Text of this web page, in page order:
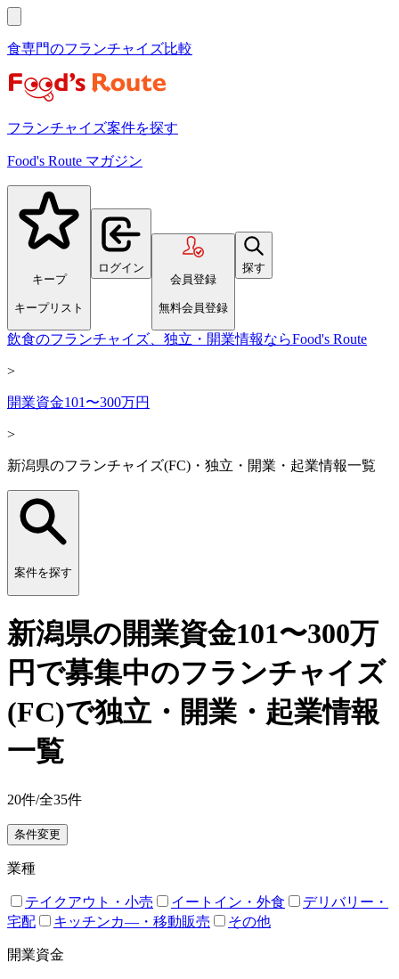
食専門のフランチャイズ比較
フランチャイズ案件を探す
Food's Route マガジン
キープ
キープリスト
ログイン
会員登録
無料会員登録
探す
飲食のフランチャイズ、独立・開業情報ならFood's Route
>
開業資金101〜300万円
>
新潟県のフランチャイズ(FC)・独立・開業・起業情報一覧
案件を探す
新潟県の開業資金101〜300万
円で募集中のフランチャイズ
(FC)で独立・開業・起業情報
一覧
20件/全35件
条件変更
業種
テイクアウト・小売 イートイン・外食
デリバリー・
宅配
キッチンカ―・移動販売 その他
開業資金